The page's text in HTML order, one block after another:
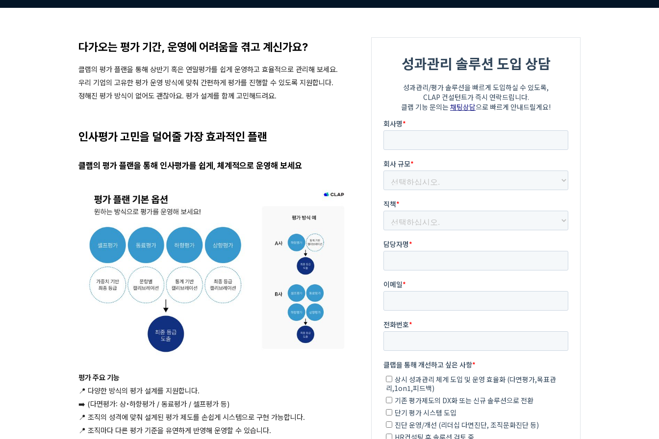
다가오는 평가 기간, 운영에 어려움을 겪고 계신가요?
클랩의 평가 플랜을 통해 상반기 혹은 연말평가를 쉽게 운영하고 효율적으로 관리해 보세요.
우리 기업의 고유한 평가 운영 방식에 맞춰 간편하게 평가를 진행할 수 있도록 지원합니다.
정해진 평가 방식이 없어도 괜찮아요. 평가 설계를 함께 고민해드려요.
인사평가 고민을 덜어줄 가장 효과적인 플랜
클랩의 평가 플랜을 통해 인사평가를 쉽게, 체계적으로 운영해 보세요
평가 주요 기능
📍 다양한 방식의 평가 설계를 지원합니다.
➡️ (다면평가: 상•하향평가 / 동료평가 / 셀프평가 등)
📍 조직의 성격에 맞춰 설계된 평가 제도를 손쉽게 시스템으로 구현 가능합니다.
📍 조직마다 다른 평가 기준을 유연하게 반영해 운영할 수 있습니다.